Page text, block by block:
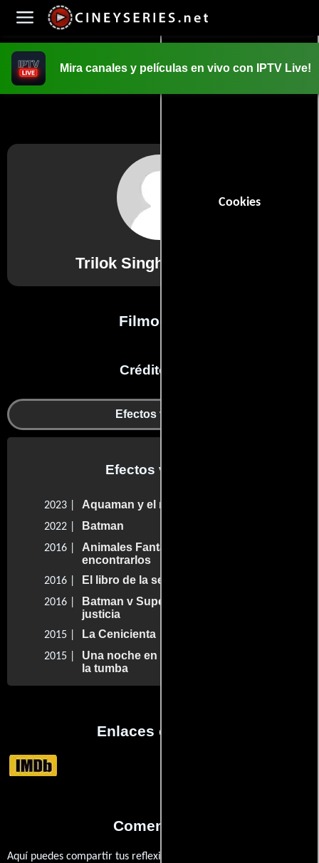
Cookies
Mira canales y películas en vivo con IPTV Live!
Trilok Singh Kachhawa
Filmografía
Créditos en:
Efectos visuales
Efectos visuales
2023 | Aquaman y el reino perdido
2022 | Batman
2016 |
Animales Fantásticos y dónde
encontrarlos
2016 | El libro de la selva
2016 |
Batman v Superman. El origen de la
justicia
2015 | La Cenicienta
2015 |
Una noche en el museo 3: El secreto de
la tumba
Enlaces externos
Comentarios
Aquí puedes compartir tus reflexiones, anécdotas y opiniones